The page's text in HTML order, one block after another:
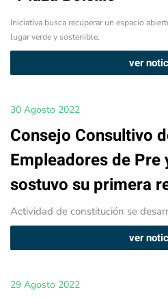
Iniciativa busca recuperar un espacio
lugar verde y sostenible.
ver
30 Agosto 2022
Consejo Consultivo
Empleadores de Pre
sostuvo su primera
Actividad de constitución se
ver
29 Agosto 2022